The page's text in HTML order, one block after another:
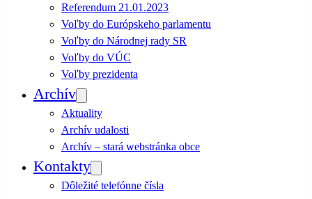
Referendum 21.01.2023
Voľby do Európskeho parlamentu
Voľby do Národnej rady SR
Voľby do VÚC
Voľby prezidenta
Archív
Aktuality
Archív udalosti
Archív – stará webstránka obce
Kontakty
Dôležité telefónne čísla